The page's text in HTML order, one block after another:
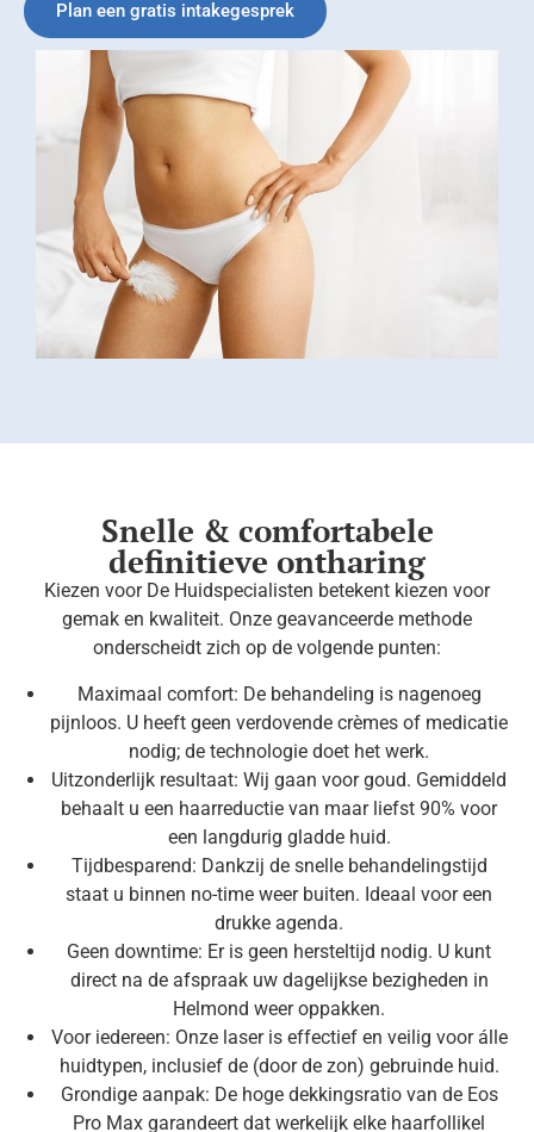
Plan een gratis intakegesprek
Snelle & comfortabele
definitieve ontharing
Kiezen voor De Huidspecialisten betekent kiezen voor
gemak en kwaliteit. Onze geavanceerde methode
onderscheidt zich op de volgende punten:
Maximaal comfort: De behandeling is nagenoeg
pijnloos. U heeft geen verdovende crèmes of medicatie
nodig; de technologie doet het werk.
Uitzonderlijk resultaat: Wij gaan voor goud. Gemiddeld
behaalt u een haarreductie van maar liefst 90% voor
een langdurig gladde huid.
Tijdbesparend: Dankzij de snelle behandelingstijd
staat u binnen no-time weer buiten. Ideaal voor een
drukke agenda.
Geen downtime: Er is geen hersteltijd nodig. U kunt
direct na de afspraak uw dagelijkse bezigheden in
Helmond weer oppakken.
Voor iedereen: Onze laser is effectief en veilig voor álle
huidtypen, inclusief de (door de zon) gebruinde huid.
Grondige aanpak: De hoge dekkingsratio van de Eos
Pro Max garandeert dat werkelijk elke haarfollikel